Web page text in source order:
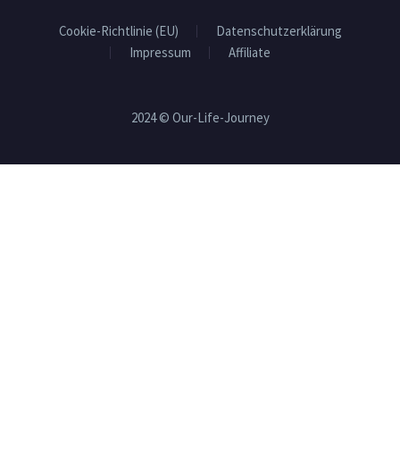
Cookie-Richtlinie (EU)
Datenschutzerklärung
Impressum
Affiliate
2024 © Our-Life-Journey